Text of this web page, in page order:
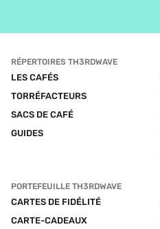
RÉPERTOIRES TH3RDWAVE
LES CAFÉS
TORRÉFACTEURS
SACS DE CAFÉ
GUIDES
PORTEFEUILLE TH3RDWAVE
CARTES DE FIDÉLITÉ
CARTE-CADEAUX